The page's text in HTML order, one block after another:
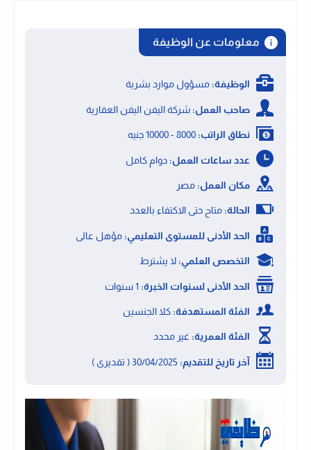
معلومات عن الوظيفة
الوظيفة: مسؤول موارد بشرية
صاحب العمل: شركة اليفن اليفن العقارية
نطاق الراتب:
عدد ساعات العمل: دوام كامل
مكان العمل: مصر
الحالة: متاح حتى الاكتفاء بالعدد
الحد الأدنى للمستوى التعليمي: مؤهل عالى
التخصص العلمي: لا يشترط
الحد الأدنى لسنوات الخبرة:
الفئة المستهدفة: كلا الجنسين
الفئة العمرية: غير محدد
آخر تاريخ للتقديم: